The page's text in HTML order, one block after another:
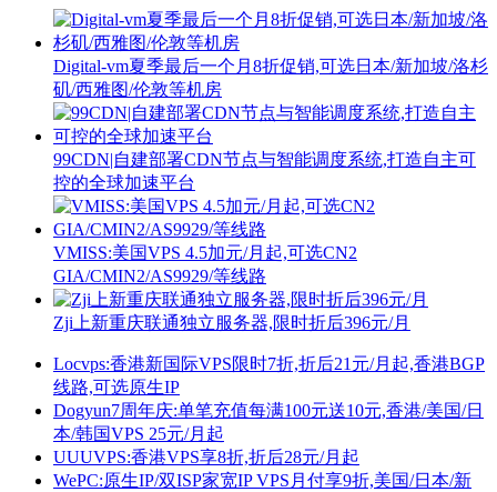
Digital-vm夏季最后一个月8折促销,可选日本/新加坡/洛杉
矶/西雅图/伦敦等机房
99CDN|自建部署CDN节点与智能调度系统,打造自主可
控的全球加速平台
VMISS:美国VPS 4.5加元/月起,可选CN2
GIA/CMIN2/AS9929/等线路
Zji上新重庆联通独立服务器,限时折后396元/月
Locvps:香港新国际VPS限时7折,折后21元/月起,香港BGP
线路,可选原生IP
Dogyun7周年庆:单笔充值每满100元送10元,香港/美国/日
本/韩国VPS 25元/月起
UUUVPS:香港VPS享8折,折后28元/月起
WePC:原生IP/双ISP家宽IP VPS月付享9折,美国/日本/新